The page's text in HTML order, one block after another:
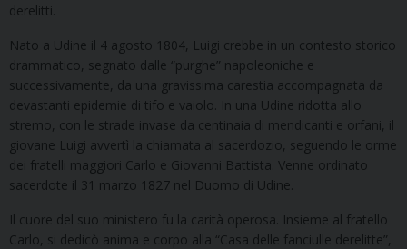
derelitti.
Nato a Udine il 4 agosto 1804, Luigi crebbe in un contesto storico
drammatico, segnato dalle “purghe” napoleoniche e
successivamente, da una gravissima carestia accompagnata da
devastanti epidemie di tifo e vaiolo. In una Udine ridotta allo
stremo, con le strade invase da centinaia di mendicanti e orfani, il
giovane Luigi avvertì la chiamata al sacerdozio, seguendo le orme
dei fratelli maggiori Carlo e Giovanni Battista. Venne ordinato
sacerdote il 31 marzo 1827 nel Duomo di Udine.
Il cuore del suo ministero fu la carità operosa. Insieme al fratello
Carlo, si dedicò anima e corpo alla “Casa delle fanciulle derelitte”,